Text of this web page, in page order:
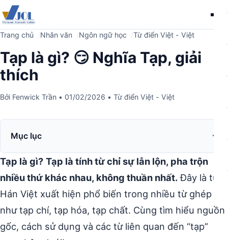
Trang chủ Nhân văn Ngôn ngữ học Từ điển Việt - Việt
Tạp là gì? 😏 Nghĩa Tạp, giải
thích
Bởi Fenwick Trần • 01/02/2026 • Từ điển Việt - Việt
Mục lục
Tạp là gì? Tạp là tính từ chỉ sự lẫn lộn, pha trộn
nhiều thứ khác nhau, không thuần nhất.Đây là từ
Hán Việt xuất hiện phổ biến trong nhiều từ ghép
như tạp chí, tạp hóa, tạp chất. Cùng tìm hiểu nguồn
gốc, cách sử dụng và các từ liên quan đến “tạp”